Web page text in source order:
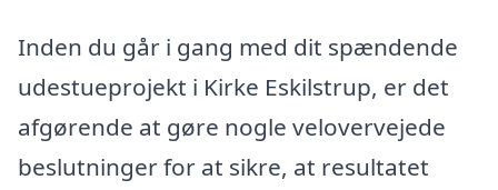
Inden du går i gang med dit spændende
udestueprojekt i Kirke Eskilstrup, er det
afgørende at gøre nogle velovervejede
beslutninger for at sikre, at resultatet